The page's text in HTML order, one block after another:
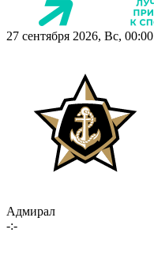
27 сентября 2026, Вс, 00:00
Адмирал
-:-